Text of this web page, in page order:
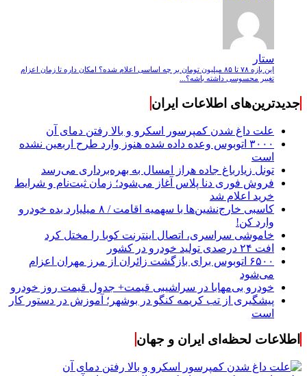
ستار
این بازه ۷۸ تا ۸۵ میلیون تومان بر چه اساسی اعلام شده؟ امکان داره تا زمان اعزام
تغییر محسوسی داشته باشه؟...
جدیدترین‌های اطلاعات ایران
علت داغ شدن کمپرسور اسکرو و بالا رفتن دمای آن
۳۰۰۰ اتوبوس وعده داده شده هنوز وارد طرح اربعین نشده
است
تونل زیارباغ جاده هراز امسال به بهره‌برداری می‌رسد
فروش فوری دنا پلاس آغاز می‌شود؛ زمان ثبت‌نام و شرایط
خرید اعلام شد
کاسبی خارج‌نشین‌ها با سهمیه اقامت / ۸ میلیارد بده خودرو
وارد کن!
خاموشی سراسری، اتصال اینترنت کوبا را مختل کرد
افت ۲۴ درصدی تولید خودرو در کشور
۶۵۰۰ اتوبوس برای بازگشت زائران از مرز مهران اعزام
می‌شود
خودرو بی‌مهابا در سراشیبی قیمت+ جدول قیمت روز خودرو
پیشگیری از تب کریمه کنگو در بوشهر؛ آموزش در دستور کار
است
اطلاعات لحظه‌ای ایران و جهان